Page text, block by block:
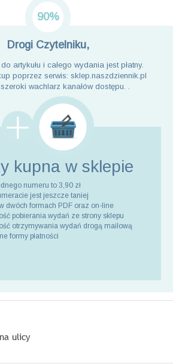
90%
Drogi Czytelniku,
artykułu i całego wydania jest płatny.
poprzez serwis: sklep.naszdziennik.pl
wachlarz kanałów dostępu. .
kupna w sklepie
numeru to 3,90 zł
jest jeszcze taniej
dwóch formach PDF oraz on-line
pobierania wydań ze strony sklepu
otrzymywania wydań drogą mailową
formy płatności
ulicy